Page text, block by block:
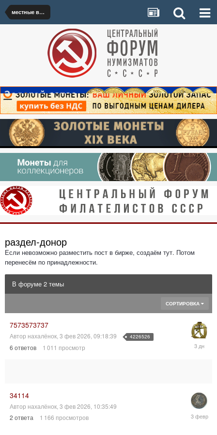
местные выпуски 1916-1946
раздел-донор
Если невозможно разместить пост в бирже, создаём тут. Потом
перенесём по принадлежности.
В форуме 2 темы
СОРТИРОВКА
7573573737
Автор нахалёнок 3 фев 2026, 09:18:39 4226526
6 ответов 1 011 просмотр
авг
34114
Автор нахалёнок 3 фев 2026, 10:35:49
2 ответа 1 166 просмотров
3
фев